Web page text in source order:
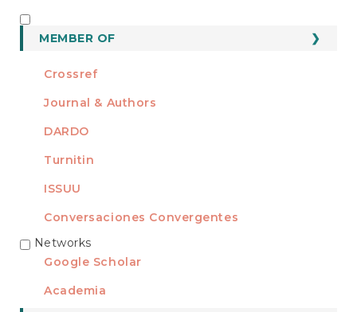
MEMBER OF
Crossref
Journal & Authors
DARDO
Turnitin
ISSUU
Conversaciones Convergentes
REDES
Networks
Google Scholar
Academia